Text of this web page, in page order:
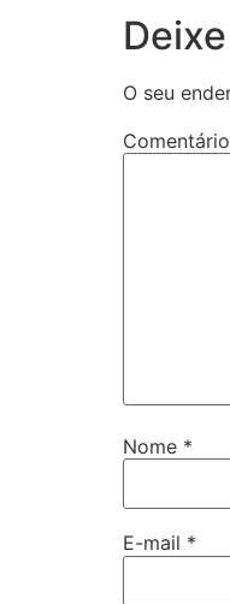
O seu
Comentário
Nome *
E-mail *